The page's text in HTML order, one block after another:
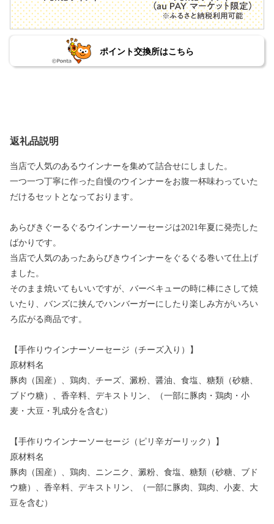
ポイント交換所はこちら
返礼品説明
当店で人気のあるウインナーを集めて詰合せにしました。
一つ一つ丁寧に作った自慢のウインナーをお腹一杯味わっていた
だけるセットとなっております。
あらびきぐーるぐるウインナーソーセージは2021年夏に発売した
ばかりです。
当店で人気のあったあらびきウインナーをぐるぐる巻いて仕上げ
ました。
そのまま焼いてもいいですが、バーベキューの時に棒にさして焼
いたり、バンズに挟んでハンバーガーにしたり楽しみ方がいろい
ろ広がる商品です。
【手作りウインナーソーセージ（チーズ入り）】
原材料名
豚肉（国産）、鶏肉、チーズ、澱粉、醤油、食塩、糖類（砂糖、
ブドウ糖）、香辛料、デキストリン、（一部に豚肉・鶏肉・小
麦・大豆・乳成分を含む）
【手作りウインナーソーセージ（ピリ辛ガーリック）】
原材料名
豚肉（国産）、鶏肉、ニンニク、澱粉、食塩、糖類（砂糖、ブド
ウ糖）、香辛料、デキストリン、（一部に豚肉、鶏肉、小麦、大
豆を含む）